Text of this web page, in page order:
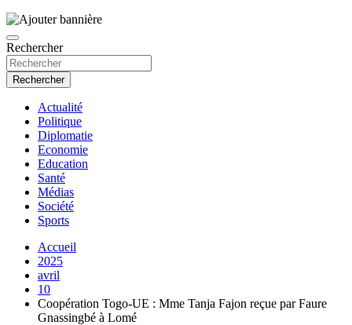
Rechercher
Rechercher
Actualité
Politique
Diplomatie
Economie
Education
Santé
Médias
Société
Sports
Accueil
2025
avril
10
Coopération Togo-UE : Mme Tanja Fajon reçue par Faure
Gnassingbé à Lomé